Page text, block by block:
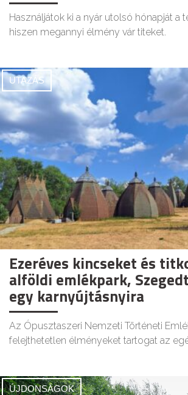
Használjátok ki a nyár utolsó hónapját a
hiszen megannyi élmény vár titeket.
UTAZÁS
Ezeréves kincseket és
alföldi emlékpark,
egy karnyújtásnyira
Az Ópusztaszeri Nemzeti Történeti
felejthetetlen élményeket tartogat az
ÚJDONSÁGOK